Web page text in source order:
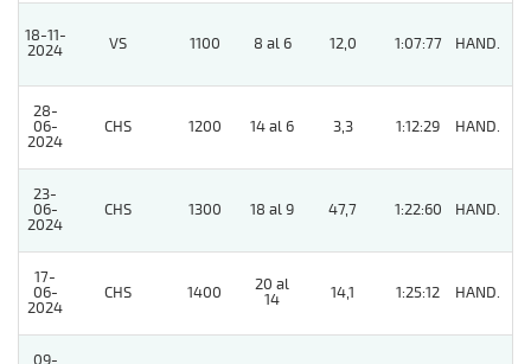
18-11-
2024
VS 1100 8 al 6 12,0 1:07:77 HAND.
28-
06-
2024
CHS 1200 14 al 6 3,3 1:12:29 HAND.
23-
06-
2024
CHS 1300 18 al 9 47,7 1:22:60 HAND.
17-
06-
2024
CHS 1400
20 al
14
14,1 1:25:12 HAND.